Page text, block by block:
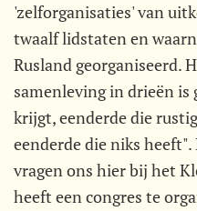
'zelforganisaties' van
twaalf lidstaten en
Rusland georganiseerd.
samenleving in drieën is
krijgt, eenderde die
eenderde die niks
vragen ons hier bij het
heeft een congres te